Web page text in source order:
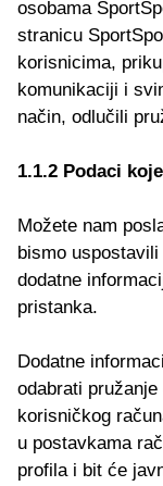
osobama
stranicu
korisnicima,
komunikaciji i
način, odlučili
1.1.2 Podaci
Možete nam
bismo
dodatne
pristanka.
Dodatne
odabrati
korisničkog
u postavkama
profila i bit će